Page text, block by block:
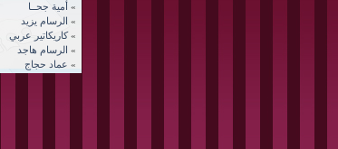
» أمية جحــا
» الرسام يزيد
» كاريكاتير عربي
» الرسام هاجد
» عماد حجاج